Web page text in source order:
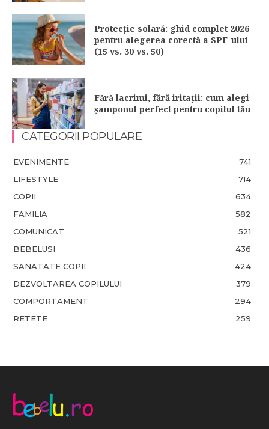
Protecție solară: ghid complet 2026
pentru alegerea corectă a SPF-ului
(15 vs. 30 vs. 50)
Fără lacrimi, fără iritații: cum alegi
șamponul perfect pentru copilul tău
CATEGORII POPULARE
EVENIMENTE
741
LIFESTYLE
714
COPII
634
FAMILIA
582
COMUNICAT
521
BEBELUSI
436
SANATATE COPII
424
DEZVOLTAREA COPILULUI
379
COMPORTAMENT
294
RETETE
259